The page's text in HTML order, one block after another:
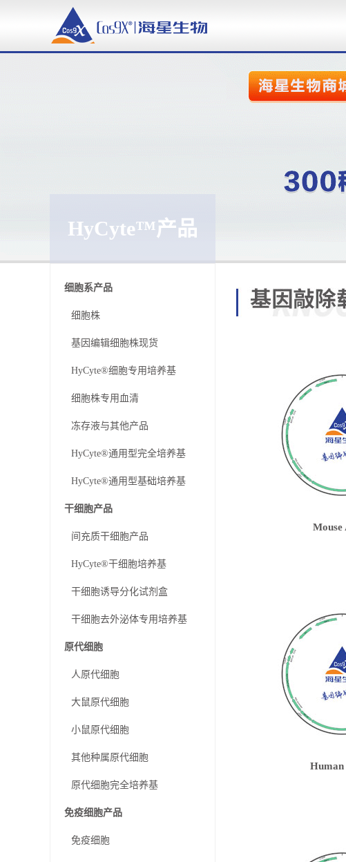
HyCyte™产品
细胞系产品
细胞株
基因编辑细胞株现货
HyCyte®细胞专用培养基
细胞株专用血清
冻存液与其他产品
HyCyte®通用型完全培养基
HyCyte®通用型基础培养基
干细胞产品
间充质干细胞产品
HyCyte®干细胞培养基
干细胞诱导分化试剂盒
干细胞去外泌体专用培养基
原代细胞
人原代细胞
大鼠原代细胞
小鼠原代细胞
其他种属原代细胞
原代细胞完全培养基
免疫细胞产品
免疫细胞
Mouse